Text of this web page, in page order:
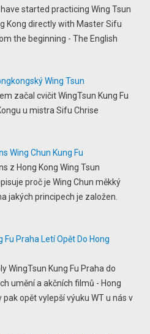
started practicing Wing Tsun
Kong directly with Master Sifu
the beginning - The English
Wing Tsun
začal cvičit WingTsun Kung Fu
u mistra Sifu Chrise
Wing Chun Kung Fu
z Hong Kong Wing Tsun
proč je Wing Chun měkký
jakých principech je založen.
Fu Praha Letí Opět Do Hong
WingTsun Kung Fu Praha do
umění a akčních filmů - Hong
opět vylepší výuku WT u nás v